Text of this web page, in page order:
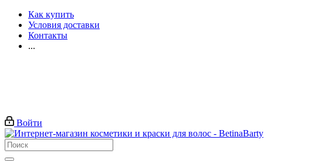
Как купить
Условия доставки
Контакты
...
Войти